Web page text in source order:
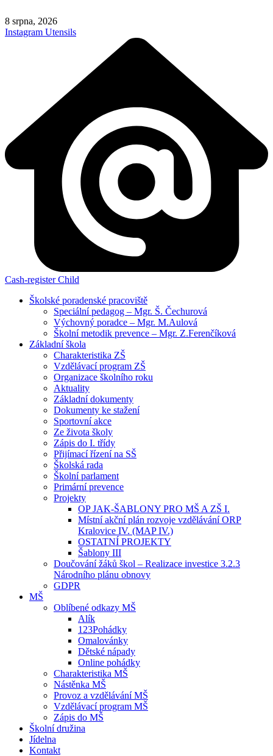
to
content
8 srpna, 2026
Instagram Utensils
Cash-register Child
Školské poradenské pracoviště
Speciální pedagog – Mgr. Š. Čechurová
Výchovný poradce – Mgr. M.Aulová
Školní metodik prevence – Mgr. Z.Ferenčíková
Základní škola
Charakteristika ZŠ
Vzdělávací program ZŠ
Organizace školního roku
Aktuality
Základní dokumenty
Dokumenty ke stažení
Sportovní akce
Ze života školy
Zápis do I. třídy
Přijímací řízení na SŠ
Školská rada
Školní parlament
Primární prevence
Projekty
OP JAK-ŠABLONY PRO MŠ A ZŠ I.
Místní akční plán rozvoje vzdělávání ORP
Kralovice IV. (MAP IV.)
OSTATNÍ PROJEKTY
Šablony III
Doučování žáků škol – Realizace investice 3.2.3
Národního plánu obnovy
GDPR
MŠ
Oblíbené odkazy MŠ
Alík
123Pohádky
Omalovánky
Dětské nápady
Online pohádky
Charakteristika MŠ
Nástěnka MŠ
Provoz a vzdělávání MŠ
Vzdělávací program MŠ
Zápis do MŠ
Školní družina
Jídelna
Kontakt